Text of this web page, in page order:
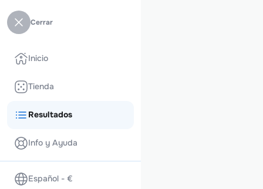
Cerrar
Inicio
Tienda
Resultados
Info y Ayuda
Español - €